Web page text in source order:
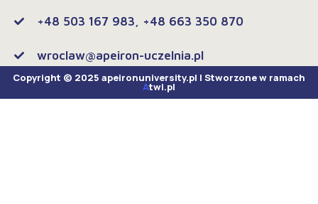
+48 503 167 983, +48 663 350 870
wroclaw@apeiron-uczelnia.pl
Copyright © 2025 apeironuniversity.pl | Stworzone w ramach
Atwi.pl